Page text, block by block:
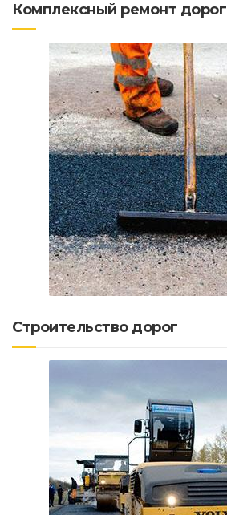
Комплексный ремонт дорог
Строительство дорог